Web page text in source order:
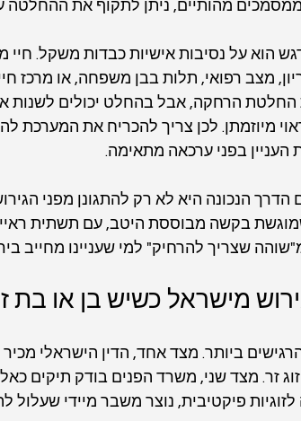
ממסמכים מהותיים, ניתן לתקוף את ההחלטה
הוא על נסיבות אישיות כבדות משקל.
מצב רפואי, תלות בבן משפחה, או מרכז
הרחקה, אבל בהחלט יכולים לשנות את
מיוזמתן. לכן צריך להכריח את המערכת
העניין בפני ערכאה מתאימה.
הנכונה היא לא רק להתגונן מפני
בקשה מבוססת היטב, עם תשתית
שצריך להרחיק" למי שעניינו מחייב
מישראל כשיש בן או בת
ביותר. מצד אחד, הדין הישראלי
זר. מצד שני, משרד הפנים בודק תיקים
פיקטיבית, נוצר משבר מיידי שעלול